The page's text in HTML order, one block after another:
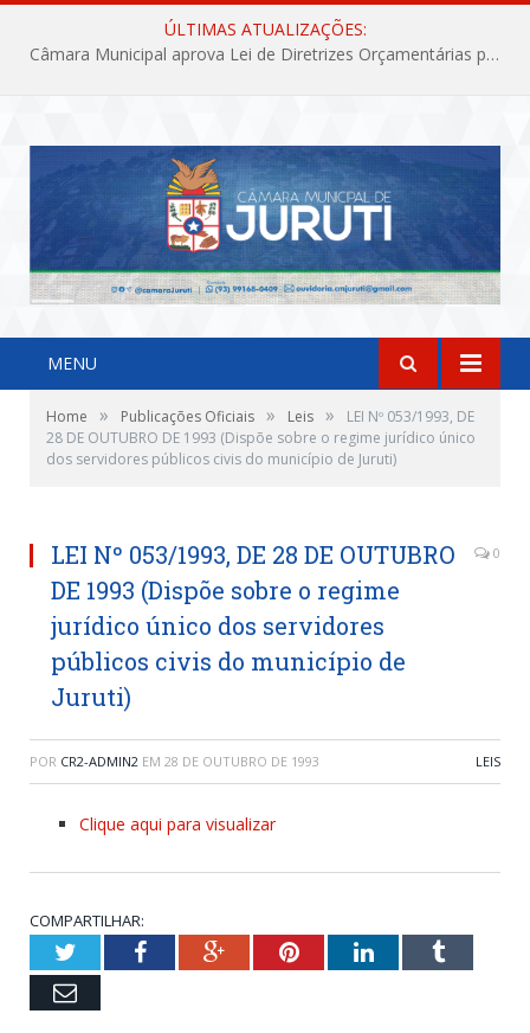
ÚLTIMAS ATUALIZAÇÕES:
Câmara Municipal aprova Lei de Diretrizes Orçamentárias para o exercício financeiro de 2027
MENU
Home » Publicações Oficiais » Leis »
LEI Nº 053/1993, DE
28 DE OUTUBRO DE 1993 (Dispõe sobre o regime jurídico único
dos servidores públicos civis do município de Juruti)
LEI Nº 053/1993, DE 28 DE OUTUBRO
DE 1993 (Dispõe sobre o regime
jurídico único dos servidores
públicos civis do município de
Juruti)
0
POR CR2-ADMIN2 EM 28 DE OUTUBRO DE 1993 LEIS
Clique aqui para visualizar
COMPARTILHAR:
TwitterFacebookGoogle+PinterestLinkedInTumblr
Email